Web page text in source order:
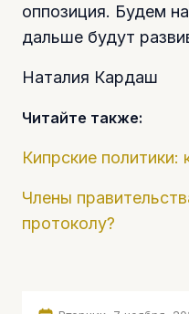
оппозиция. Будем
дальше будут
Наталия Кардаш
Читайте также:
Кипрские политики:
Члены
протоколу?